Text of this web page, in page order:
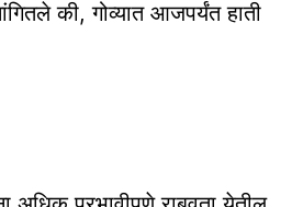
की, गोव्यात आजपर्यंत हाती